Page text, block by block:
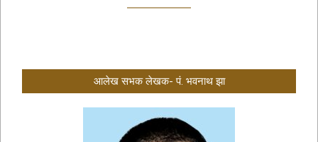
आलेख सभक लेखक- पं. भवनाथ झा